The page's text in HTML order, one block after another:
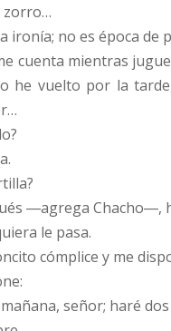
zorro…
ironía; no es época de
mientras
he vuelto por la
―agrega Chacho―,
le pasa.
cómplice y me
señor; haré dos